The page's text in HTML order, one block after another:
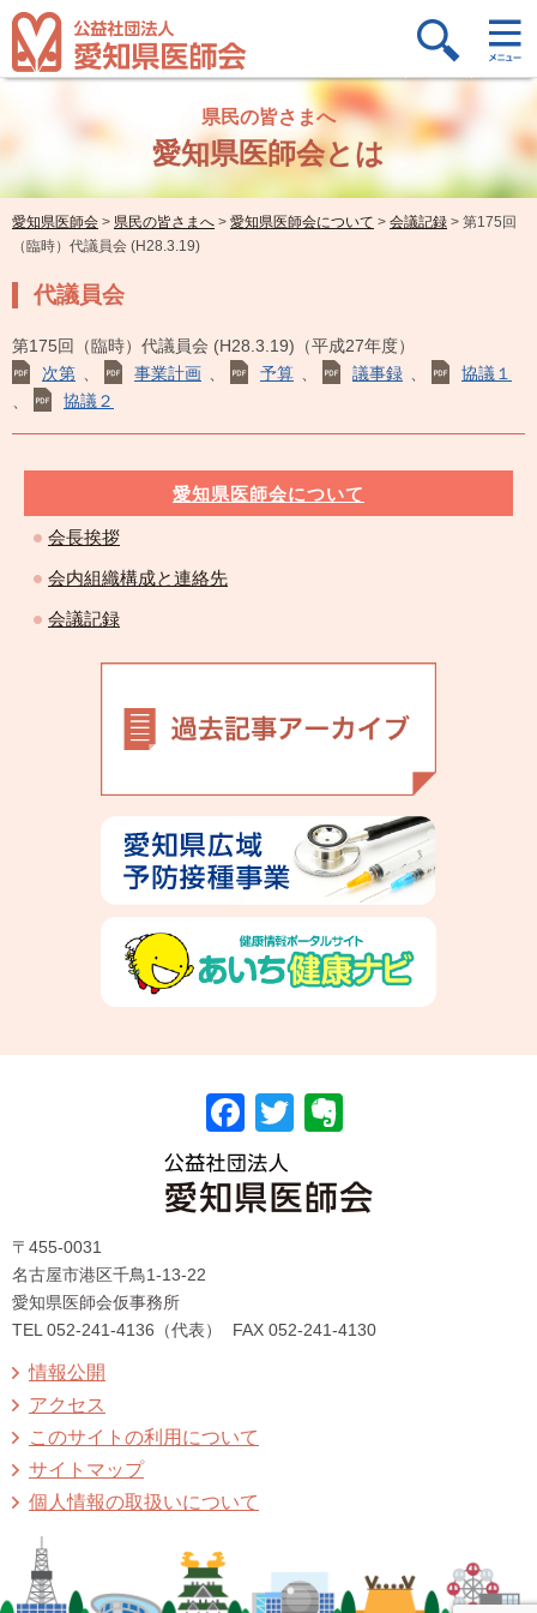
県民の皆さまへ
愛知県医師会とは
愛知県医師会 > 県民の皆さまへ > 愛知県医師会について > 会議記録 > 第175回
（臨時）代議員会 (H28.3.19)
代議員会
第175回（臨時）代議員会 (H28.3.19)（平成27年度）
次第
事業計画 予算 議事録
協議１
協議２
愛知県医師会について
会長挨拶
会内組織構成と連絡先
会議記録
F
a
o
k
T
wi
v
e
〒455-0031
名古屋市港区千鳥1-13-22
愛知県医師会仮事務所
TEL 052-241-4136（代表）
FAX 052-241-4130
情報公開
アクセス
このサイトの利用について
サイトマップ
個人情報の取扱いについて